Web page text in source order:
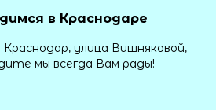
в Краснодаре
улица Вишняковой,
мы всегда Вам рады!